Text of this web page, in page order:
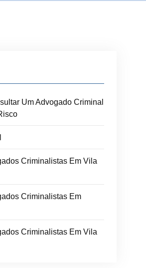
Um Advogado Criminal
Criminalistas Em Vila
Criminalistas Em
Criminalistas Em Vila